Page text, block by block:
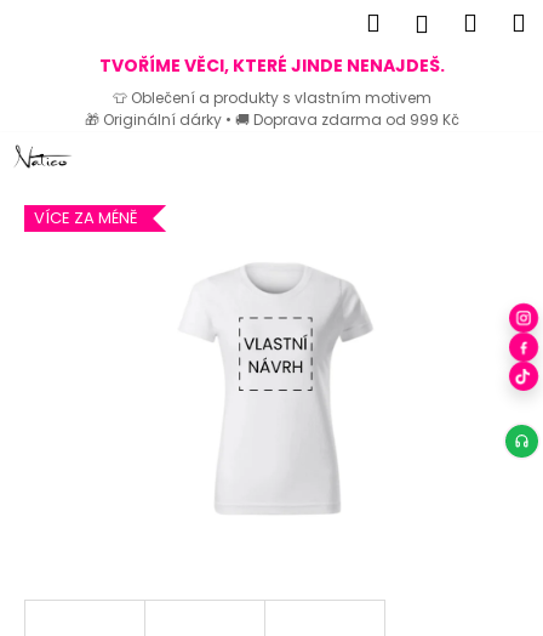
TVOŘÍME VĚCI, KTERÉ JINDE NENAJDEŠ.
👕 Oblečení a produkty s vlastním motivem
🎁 Originální dárky • 🚚 Doprava zdarma od 999 Kč
Přejít
na
Hledat
VÍCE ZA MÉNĚ
Zpět
Zpět
o
p
o
j